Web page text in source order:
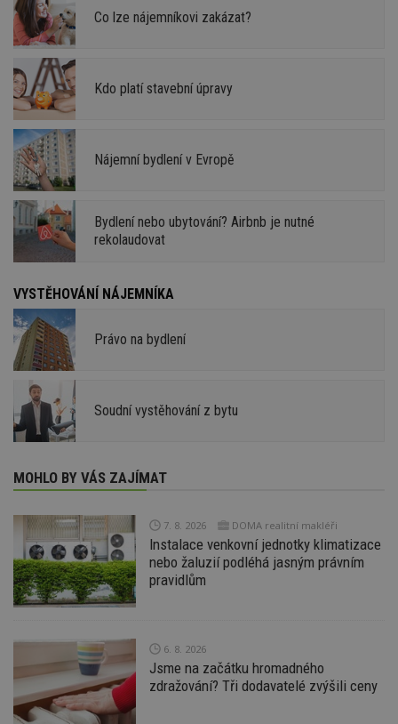
Co lze nájemníkovi zakázat?
Kdo platí stavební úpravy
Nájemní bydlení v Evropě
Bydlení nebo ubytování? Airbnb je nutné
rekolaudovat
VYSTĚHOVÁNÍ NÁJEMNÍKA
Právo na bydlení
Soudní vystěhování z bytu
MOHLO BY VÁS ZAJÍMAT
7. 8. 2026 DOMA realitní makléři
Instalace venkovní jednotky klimatizace
nebo žaluzií podléhá jasným právním
pravidlům
6. 8. 2026
Jsme na začátku hromadného
zdražování? Tři dodavatelé zvýšili ceny